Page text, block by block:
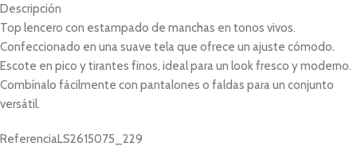
Descripción
Top lencero con estampado de manchas en tonos vivos.
Confeccionado en una suave tela que ofrece un ajuste cómodo.
Escote en pico y tirantes finos, ideal para un look fresco y moderno.
Combínalo fácilmente con pantalones o faldas para un conjunto
versátil.
ReferenciaLS2615075_229